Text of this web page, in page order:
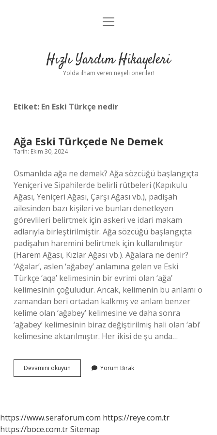
Anasayfa
Yasal Uyarı
menüyü
Hızlı Yardım Hikayeleri
Yolda ilham veren neşeli öneriler!
Etiket: En Eski Türkçe nedir
Ağa Eski Türkçede Ne Demek
Tarih: Ekim 30, 2024
Osmanlıda ağa ne demek? Ağa sözcüğü başlangıçta
Yeniçeri ve Sipahilerde belirli rütbeleri (Kapıkulu
Ağası, Yeniçeri Ağası, Çarşı Ağası vb.), padişah
ailesinden bazı kişileri ve bunları denetleyen
görevlileri belirtmek için askeri ve idari makam
adlarıyla birleştirilmiştir. Ağa sözcüğü başlangıçta
padişahın haremini belirtmek için kullanılmıştır
(Harem Ağası, Kızlar Ağası vb.). Ağalara ne denir?
‘Ağalar’, aslen ‘ağabey’ anlamına gelen ve Eski
Türkçe ‘aqa’ kelimesinin bir evrimi olan ‘ağa’
kelimesinin çoğuludur. Ancak, kelimenin bu anlamı o
zamandan beri ortadan kalkmış ve anlam benzer
kelime olan ‘ağabey’ kelimesine ve daha sonra
‘ağabey’ kelimesinin biraz değiştirilmiş hali olan ‘abi’
kelimesine aktarılmıştır. Her ikisi de şu anda…
Devamını okuyun
Eski
Yorum Bırak
https://www.seraforum.com https://reye.com.tr
https://boce.com.trSitemap